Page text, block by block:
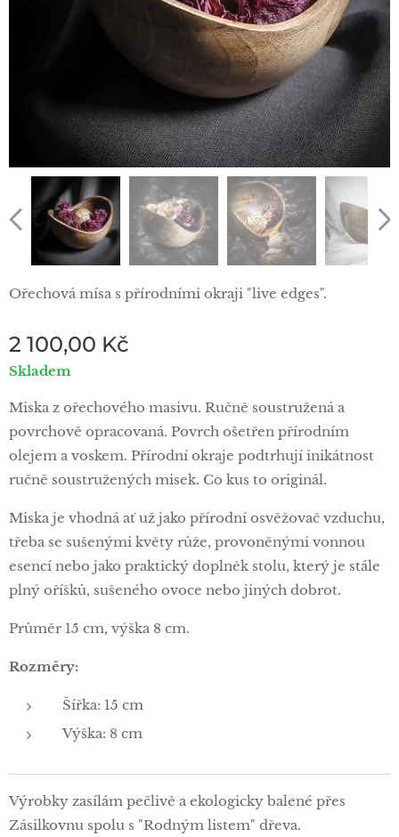
Ořechová mísa s přírodními okraji "live edges".
2 100,00 Kč
Skladem
Miska z ořechového masivu. Ručně soustružená a
povrchově opracovaná. Povrch ošetřen přírodním
olejem a voskem. Přírodní okraje podtrhují inikátnost
ručně soustružených misek. Co kus to originál.
Miska je vhodná ať už jako přírodní osvěžovač vzduchu,
třeba se sušenými květy růže, provoněnými vonnou
esencí nebo jako praktický doplněk stolu, který je stále
plný oříšků, sušeného ovoce nebo jiných dobrot.
Průměr 15 cm, výška 8 cm.
Rozměry:
Šířka: 15 cm
Výška: 8 cm
Výrobky zasílám pečlivě a ekologicky balené přes
Zásilkovnu spolu s "Rodným listem" dřeva.